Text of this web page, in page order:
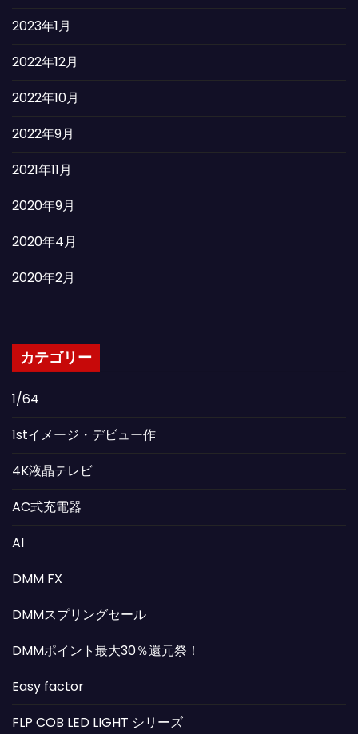
2023年1月
2022年12月
2022年10月
2022年9月
2021年11月
2020年9月
2020年4月
2020年2月
カテゴリー
1/64
1stイメージ・デビュー作
4K液晶テレビ
AC式充電器
AI
DMM FX
DMMスプリングセール
DMMポイント最大30％還元祭！
Easy factor
FLP COB LED LIGHT シリーズ